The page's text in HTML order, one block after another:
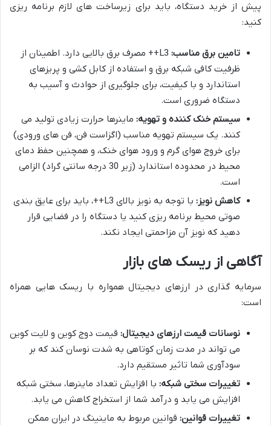
پیش از خرید دستگاه، باید برای زیرساخت های لازم برنامه ریزی
کنید:
تامین برق مناسب:
L3++ مصرف برق بالایی دارد. اطمینان از
ظرفیت کافی شبکه برق و استفاده از کابل کشی و پریزهای
استاندارد و با کیفیت، برای جلوگیری از حوادث و آسیب به
دستگاه ضروری است.
سیستم خنک کننده و تهویه: ماینرها حرارت زیادی تولید می
کنند. یک سیستم تهویه مناسب (اگزاست فن، فن های ورودی)
برای خروج هوای گرم و ورود هوای خنک، و همچنین حفظ دمای
محیط در محدوده استاندارد (زیر 30 درجه سانتی گراد) الزامی
است.
کاهش نویز:
با توجه به نویز بالای L3++، باید برای عایق بندی
صوتی محیط برنامه ریزی کنید یا دستگاه را در فضایی قرار
دهید که نویز آن مزاحمتی ایجاد نکند.
آگاهی از ریسک های بازار
سرمایه گذاری در ارزهای دیجیتال همواره با ریسک هایی همراه
است:
نوسانات قیمت ارزهای دیجیتال: قیمت دوج کوین و لایت کوین
می تواند در مدت زمان کوتاهی به شدت نوسان کند که بر
سودآوری شما تاثیر مستقیم دارد.
تغییرات سختی شبکه: با افزایش تعداد ماینرها، سختی شبکه
افزایش می یابد و درآمد شما از استخراج کاهش می یابد.
تغییرات قوانین: قوانین مربوط به ماینینگ در ایران ممکن